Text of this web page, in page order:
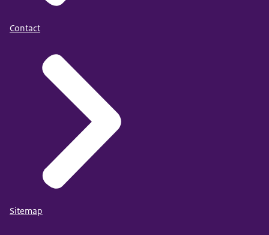
Contact
Sitemap